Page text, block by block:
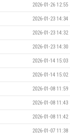
2026-01-26 12:55
2026-01-23 14:34
2026-01-23 14:32
2026-01-23 14:30
2026-01-14 15:03
2026-01-14 15:02
2026-01-08 11:59
2026-01-08 11:43
2026-01-08 11:42
2026-01-07 11:38